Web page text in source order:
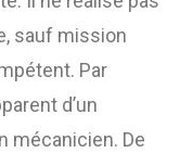
sauf mission
Par
d’un
mécanicien. De